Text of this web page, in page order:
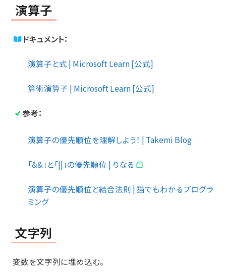
演算子
ドキュメント：
演算子と式 | Microsoft Learn [公式]
算術演算子 | Microsoft Learn [公式]
参考：
演算子の優先順位を理解しよう！ | Takemi Blog
「&&」と「||」の優先順位 | りなる
演算子の優先順位と結合法則 | 猫でもわかるプログラ
ミング
文字列
変数を文字列に埋め込む。